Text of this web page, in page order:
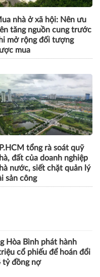
nhà ở xã hội: Nên ưu
tăng nguồn cung trước
mở rộng đối tượng
mua
tổng rà soát quỹ
đất của doanh nghiệp
nước, siết chặt quản lý
sản công
Hòa Bình phát hành
cổ phiếu để hoán đổi
tỷ đồng nợ